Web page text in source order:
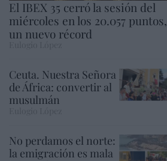
El IBEX 35 cerró la sesión del
miércoles en los 20.057 puntos,
un nuevo récord
Ceuta. Nuestra Señora
de África: convertir al
musulmán
No perdamos el norte:
la emigración es mala